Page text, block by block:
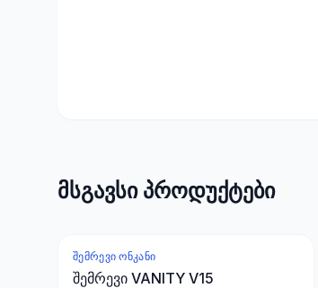
მსგავსი პროდუქტები
ᲨᲔᲛᲠᲔᲕᲘ ᲝᲜᲙᲐᲜᲘ
შემრევი VANITY V15